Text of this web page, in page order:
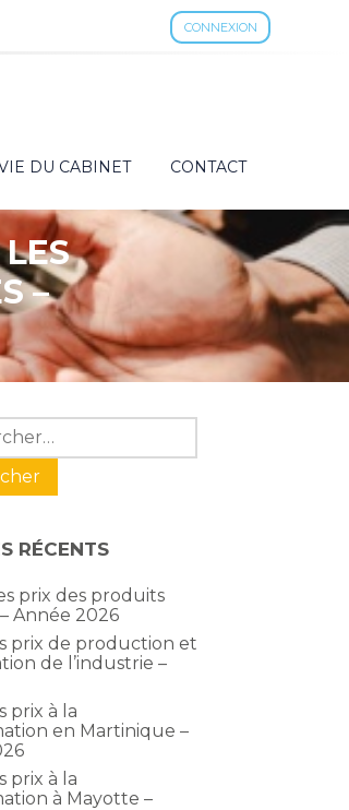
CONNEXION
DU CABINET CONTACT
–
:
RÉCENTS
prix des produits
Année 2026
prix de production et
de l’industrie –
prix à la
en Martinique –
prix à la
à Mayotte –